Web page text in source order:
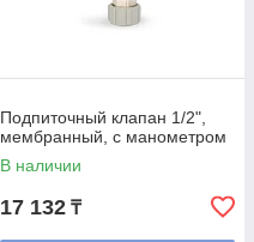
Подпиточный клапан 1/2",
мембранный, с манометром
В наличии
17 132 ₸